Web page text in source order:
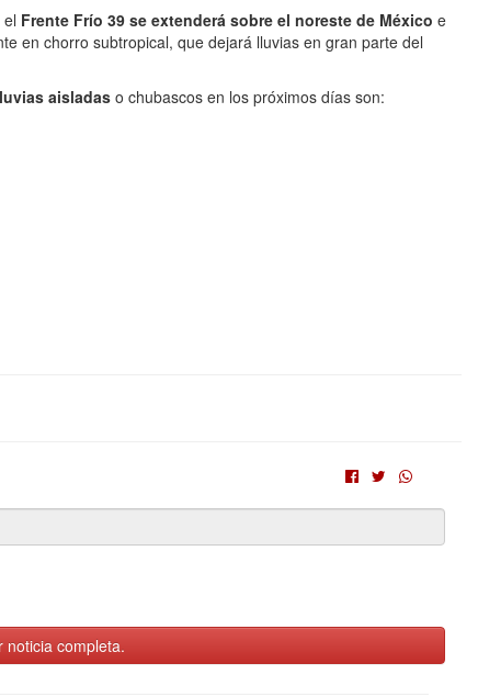
Frente Frío 39 se extenderá sobre el noreste de México e
en chorro subtropical, que dejará lluvias en gran parte del
aisladas o chubascos en los próximos días son:
noticia completa.